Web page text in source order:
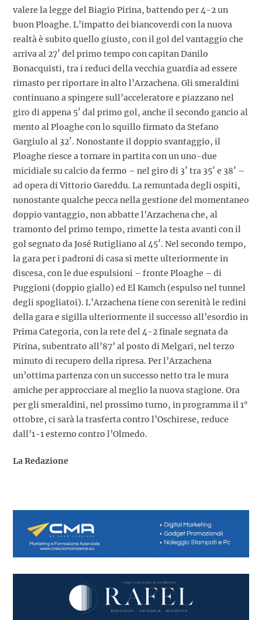
valere la legge del Biagio Pirina, battendo per 4-2 un
buon Ploaghe. L’impatto dei biancoverdi con la nuova
realtà è subito quello giusto, con il gol del vantaggio che
arriva al 27′ del primo tempo con capitan Danilo
Bonacquisti, tra i reduci della vecchia guardia ad essere
rimasto per riportare in alto l’Arzachena. Gli smeraldini
continuano a spingere sull’acceleratore e piazzano nel
giro di appena 5′ dal primo gol, anche il secondo gancio al
mento al Ploaghe con lo squillo firmato da Stefano
Gargiulo al 32′. Nonostante il doppio svantaggio, il
Ploaghe riesce a tornare in partita con un uno-due
micidiale su calcio da fermo – nel giro di 3′ tra 35′ e 38′ –
ad opera di Vittorio Gareddu. La remuntada degli ospiti,
nonostante qualche pecca nella gestione del momentaneo
doppio vantaggio, non abbatte l’Arzachena che, al
tramonto del primo tempo, rimette la testa avanti con il
gol segnato da José Rutigliano al 45′. Nel secondo tempo,
la gara per i padroni di casa si mette ulteriormente in
discesa, con le due espulsioni – fronte Ploaghe – di
Puggioni (doppio giallo) ed El Kamch (espulso nel tunnel
degli spogliatoi). L’Arzachena tiene con serenità le redini
della gara e sigilla ulteriormente il successo all’esordio in
Prima Categoria, con la rete del 4-2 finale segnata da
Pirina, subentrato all’87’ al posto di Melgari, nel terzo
minuto di recupero della ripresa. Per l’Arzachena
un’ottima partenza con un successo netto tra le mura
amiche per approcciare al meglio la nuova stagione. Ora
per gli smeraldini, nel prossimo turno, in programma il 1°
ottobre, ci sarà la trasferta contro l’Oschirese, reduce
dall’1-1 esterno contro l’Olmedo.
La Redazione